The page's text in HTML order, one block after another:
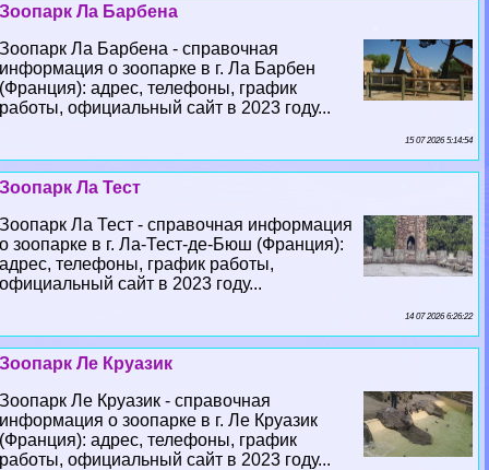
Зоопарк Ла Барбена
Зоопарк Ла Барбена - справочная
информация о зоопарке в г. Ла Барбен
(Франция): адрес, телефоны, график
работы, официальный сайт в 2023 году...
15 07 2026 5:14:54
Зоопарк Ла Тест
Зоопарк Ла Тест - справочная информация
о зоопарке в г. Ла-Тест-де-Бюш (Франция):
адрес, телефоны, график работы,
официальный сайт в 2023 году...
14 07 2026 6:26:22
Зоопарк Ле Круазик
Зоопарк Ле Круазик - справочная
информация о зоопарке в г. Ле Круазик
(Франция): адрес, телефоны, график
работы, официальный сайт в 2023 году...